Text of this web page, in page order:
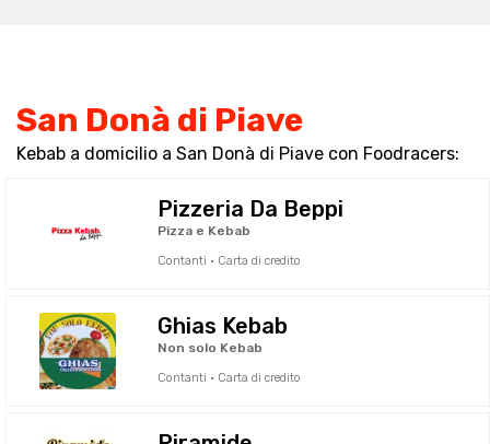
San Donà di Piave
Kebab a domicilio a San Donà di Piave con Foodracers:
Pizzeria Da Beppi
Pizza e Kebab
Contanti · Carta di credito
Ghias Kebab
Non solo Kebab
Contanti · Carta di credito